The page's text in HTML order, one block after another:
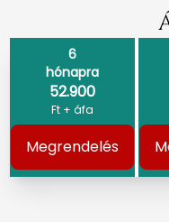
6
hónapra
52.900
Ft + áfa
Megrendelés